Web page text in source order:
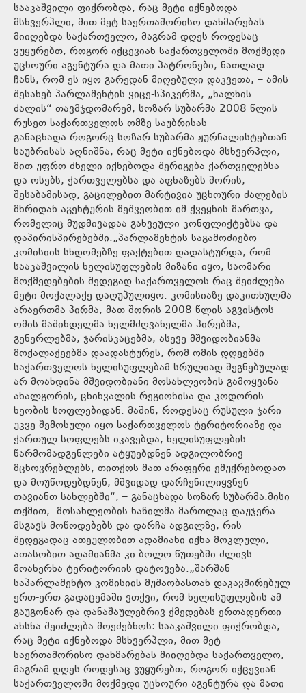
სააკაშვილი ფიქრობდა, რაც მეტი იქნებოდა
მსხვერპლი, მით მეტ საერთაშორისო დახმარებას
მიიღებდა საქართველო, მაგრამ დღეს როდესაც
ვუყურებთ, როგორ იქცევიან საქართველოში მოქმედი
უცხოური აგენტურა და მათი პატრონები, ნათლად
ჩანს, რომ ეს იყო გარედან მიღებული დაკვეთა, – ამის
შესახებ პარლამენტის ვიცე-სპიკერმა, „ხალხის
ძალის“ თავმჯდომარემ, სოზარ სუბარმა 2008 წლის
რუსეთ-საქართველოს ომზე საუბრისას
განაცხადა.როგორც სოზარ სუბარმა ჟურნალისტებთან
საუბრისას აღნიშნა, რაც მეტი იქნებოდა მსხვერპლი,
მით უფრო ძნელი იქნებოდა შერიგება ქართველებსა
და ოსებს, ქართველებსა და აფხაზებს შორის,
შესაბამისად, გაცილებით მარტივია უცხოური ძალების
მხრიდან აგენტურის მეშვეობით იმ ქვეყნის მართვა,
რომელიც მუდმივადაა გახვეული კონფლიქტებსა და
დაპირისპირებებში.„პარლამენტის საგამოძიებო
კომისიის სხდომებზე ფაქტებით დადასტურდა, რომ
სააკაშვილის ხელისუფლების მიზანი იყო, საომარი
მოქმედებების შედეგად საქართველოს რაც შეიძლება
მეტი მოქალაქე დაღუპულიყო. კომისიაზე დაკითხულმა
არაერთმა პირმა, მათ შორის 2008 წლის აგვისტოს
ომის მაშინდელმა ხელმძღვანელმა პირებმა,
გენერლებმა, ჯარისკაცებმა, ასევე მშვიდობიანმა
მოქალაქეებმა დაადასტურეს, რომ ომის დღეებში
საქართველოს ხელისუფლებამ სრულიად შეგნებულად
არ მოახდინა მშვიდობიანი მოსახლეობის გამოყვანა
ახალგორის, ცხინვალის რეგიონისა და კოდორის
ხეობის სოფლებიდან. მაშინ, როდესაც რუსული ჯარი
უკვე შემოსული იყო საქართველოს ტერიტორიაზე და
ქართულ სოფლებს იკავებდა, ხელისუფლების
წარმომადგენლები ატყუებდნენ ადგილობრივ
მცხოვრებლებს, თითქოს მათ არაფერი ემუქრებოდათ
და მოუწოდებდნენ, მშვიდად დარჩენილიყვნენ
თავიანთ სახლებში“, – განაცხადა სოზარ სუბარმა.მისი
თქმით, მოსახლეობის ნაწილმა მართლაც დაუჯერა
მსგავს მოწოდებებს და დარჩა ადგილზე, რის
შედეგადაც ათეულობით ადამიანი იქნა მოკლული,
ათასობით ადამიანმა კი ბოლო წუთებში ძლივს
მოახერხა ტერიტორიის დატოვება.„შარშან
საპარლამენტო კომისიის მუშაობასთან დაკავშირებულ
ერთ-ერთ გადაცემაში ვთქვი, რომ ხელისუფლების ამ
გაუგონარ და დანაშაულებრივ ქმედებას ერთადერთი
ახსნა შეიძლება მოეძებნოს: სააკაშვილი ფიქრობდა,
რაც მეტი იქნებოდა მსხვერპლი, მით მეტ
საერთაშორისო დახმარებას მიიღებდა საქართველო,
მაგრამ დღეს როდესაც ვუყურებთ, როგორ იქცევიან
საქართველოში მოქმედი უცხოური აგენტურა და მათი